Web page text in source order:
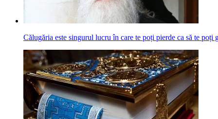
Călugăria este singurul lucru în care te poți pierde ca să te poți